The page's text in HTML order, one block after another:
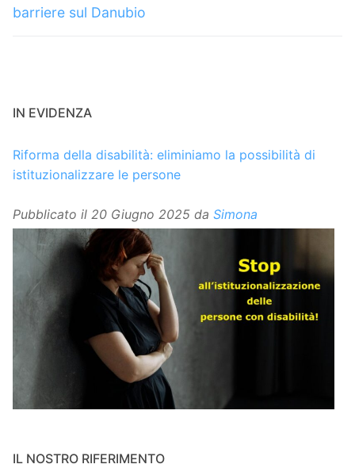
barriere sul Danubio
IN EVIDENZA
Riforma della disabilità: eliminiamo la possibilità di
istituzionalizzare le persone
Pubblicato il 20 Giugno 2025 da Simona
IL NOSTRO RIFERIMENTO